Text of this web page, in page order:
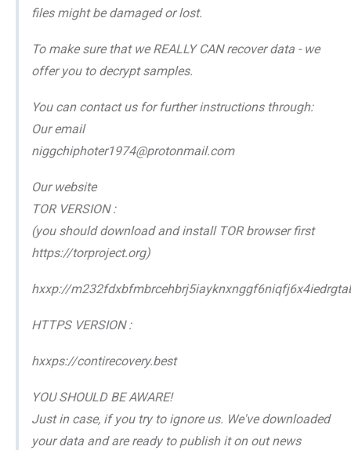
files might be damaged or lost.
To make sure that we REALLY CAN recover data - we
offer you to decrypt samples.
You can contact us for further instructions through:
Our email
niggchiphoter1974@protonmail.com
Our website
TOR VERSION :
(you should download and install TOR browser first
https://torproject.org)
hxxp://
HTTPS VERSION :
hxxps://contirecovery.best
YOU SHOULD BE AWARE!
Just in case, if you try to ignore us. We've downloaded
your data and are ready to publish it on out news